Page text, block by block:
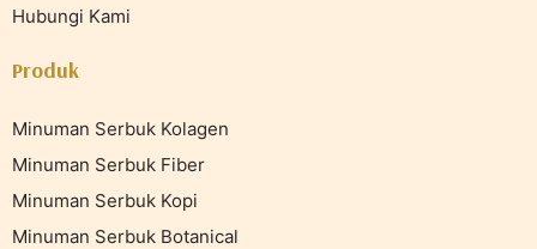
Hubungi Kami
Produk
Minuman Serbuk Kolagen
Minuman Serbuk Fiber
Minuman Serbuk Kopi
Minuman Serbuk Botanical